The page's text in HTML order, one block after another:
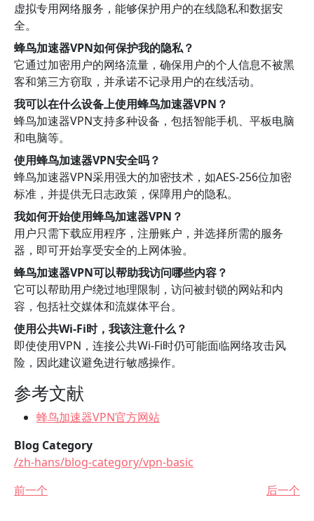
虚拟专用网络服务，能够保护用户的在线隐私和数据安
全。
蜂鸟加速器VPN如何保护我的隐私？
它通过加密用户的网络流量，确保用户的个人信息不被黑
客和第三方窃取，并承诺不记录用户的在线活动。
我可以在什么设备上使用蜂鸟加速器VPN？
蜂鸟加速器VPN支持多种设备，包括智能手机、平板电脑
和电脑等。
使用蜂鸟加速器VPN安全吗？
蜂鸟加速器VPN采用强大的加密技术，如AES-256位加密
标准，并提供无日志政策，保障用户的隐私。
我如何开始使用蜂鸟加速器VPN？
用户只需下载应用程序，注册账户，并选择所需的服务
器，即可开始享受安全的上网体验。
蜂鸟加速器VPN可以帮助我访问哪些内容？
它可以帮助用户绕过地理限制，访问被封锁的网站和内
容，包括社交媒体和流媒体平台。
使用公共Wi-Fi时，我该注意什么？
即使使用VPN，连接公共Wi-Fi时仍可能面临网络攻击风
险，因此建议避免进行敏感操作。
参考文献
蜂鸟加速器VPN官方网站
Blog Category
/zh-hans/blog-category/vpn-basic
前一个
后一个